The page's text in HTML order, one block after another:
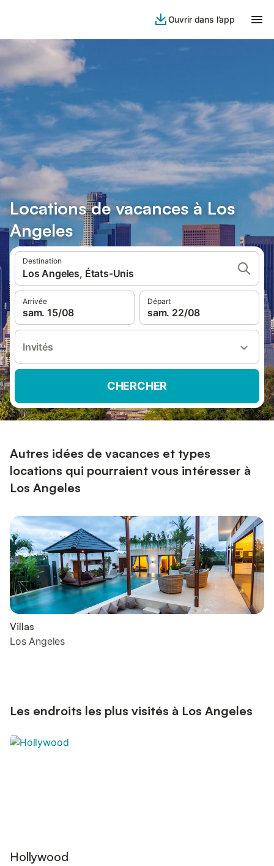
Ouvrir dans l’app
Locations de vacances à Los
Angeles
Destination
Los Angeles, États-Unis
Arrivée
sam. 15/08
Départ
sam. 22/08
Invités
CHERCHER
Autres idées de vacances et types
locations qui pourraient vous intéresser à
Los Angeles
Villas
Los Angeles
Les endroits les plus visités à Los Angeles
Hollywood